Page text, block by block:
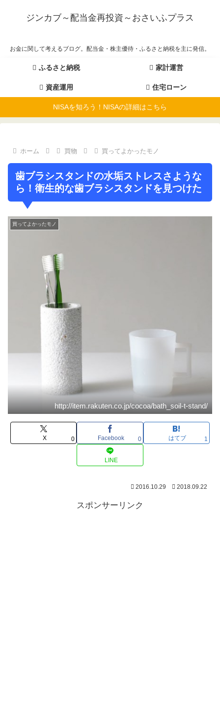
ジンカブ～配当金再投資～おさいふプラス
お金に関して考えるブログ。配当金・株主優待・ふるさと納税を主に発信。
ふるさと納税 家計運営
資産運用 住宅ローン
NISAを知ろう！NISAの詳細はこちら
ホーム 買物 買ってよかったモノ
歯ブラシスタンドの水垢ストレスさような
ら！衛生的な歯ブラシスタンドを見つけた
買ってよかったモノ
http://item.rakuten.co.jp/cocoa/bath_soil-t-stand/
X 0 Facebook 0 はてブ 1
LINE
2016.10.29 2018.09.22
スポンサーリンク